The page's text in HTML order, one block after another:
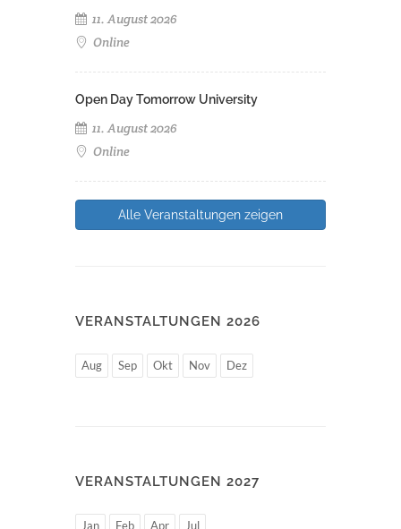
11. August 2026
Online
Open Day Tomorrow University
11. August 2026
Online
Alle Veranstaltungen zeigen
VERANSTALTUNGEN 2026
Aug Sep Okt Nov Dez
VERANSTALTUNGEN 2027
Jan Feb Apr Jul